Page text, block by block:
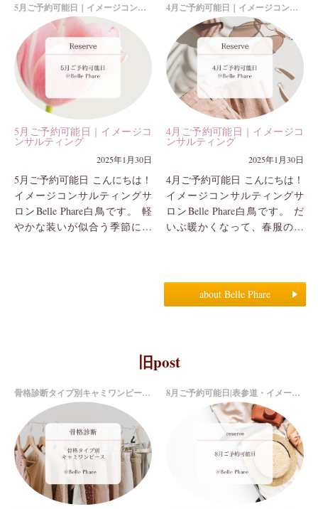
問い合わせをありがとうござ
いました。 ...
も、どこか軽やかで心地よく
感じています...
5月ご予約可能日｜イメージコンサルティング
5月ご予約可能日｜イメージコ
ンサルティング
2025年1月30日
5月ご予約可能日 こんにちは！
イメージコンサルティングサ
ロンBelle Phare白鳥です。 軽
やかな装いが似合う季節にな
4月ご予約可能日｜イメージコンサルティング
4月ご予約可能日｜イメージコ
ンサルティング
2025年1月30日
4月ご予約可能日 こんにちは！
イメージコンサルティングサ
ロンBelle Phare白鳥です。 だ
いぶ暖かくなって、春服の季
about Belle Phare
旧post
骨格診断タイプ別キャミワンピース|トレンドアイテム 8月ご予約可能日|表参道・イメージコンサルティング